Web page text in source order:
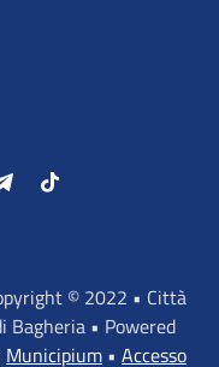
TelegramTiktok
© 2022 • Città
Bagheria • Powered
Municipium • Accesso